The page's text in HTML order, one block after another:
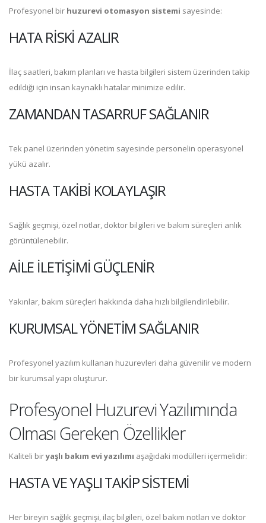
Profesyonel bir huzurevi otomasyon sistemi sayesinde:
HATA RISKI AZALIR
İlaç saatleri, bakım planları ve hasta bilgileri sistem üzerinden takip
edildiği için insan kaynaklı hatalar minimize edilir.
ZAMANDAN TASARRUF SAĞLANIR
Tek panel üzerinden yönetim sayesinde personelin operasyonel
yükü azalır.
HASTA TAKIBI KOLAYLAŞIR
Sağlık geçmişi, özel notlar, doktor bilgileri ve bakım süreçleri anlık
görüntülenebilir.
AILE İLETIŞIMI GÜÇLENIR
Yakınlar, bakım süreçleri hakkında daha hızlı bilgilendirilebilir.
KURUMSAL YÖNETIM SAĞLANIR
Profesyonel yazılım kullanan huzurevleri daha güvenilir ve modern
bir kurumsal yapı oluşturur.
Profesyonel Huzurevi Yazılımında
Olması Gereken Özellikler
Kaliteli biryaşlı bakım evi yazılımı aşağıdaki modülleri içermelidir:
HASTA VE YAŞLI TAKIP SISTEMI
Her bireyin sağlık geçmişi, ilaç bilgileri, özel bakım notları ve doktor